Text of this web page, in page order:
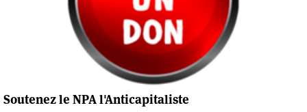
Soutenez le NPA l'Anticapitaliste